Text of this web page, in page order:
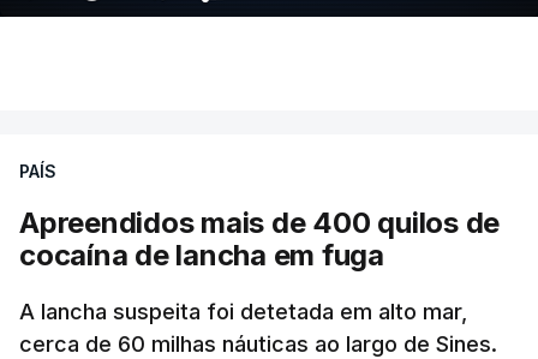
PAÍS
Apreendidos mais de 400 quilos de
cocaína de lancha em fuga
A lancha suspeita foi detetada em alto mar,
cerca de 60 milhas náuticas ao largo de Sines.